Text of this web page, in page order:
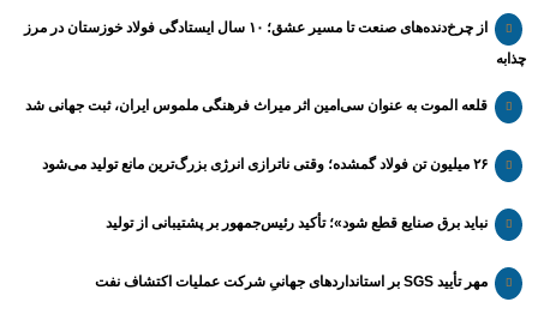
از چرخ‌دنده‌های صنعت تا مسیر عشق؛ ۱۰ سال ایستادگی فولاد خوزستان در مرز
چذابه
قلعه الموت به عنوان سی‌امین اثر میراث‌ فرهنگی ملموس ایران، ثبت جهانی شد
۲۶ میلیون تن فولاد گمشده؛ وقتی ناترازی انرژی بزرگ‌ترین مانع تولید می‌شود
نباید برق صنایع قطع شود»؛ تأکید رئیس‌جمهور بر پشتیبانی از تولید
مهر تأیید SGS بر استانداردهای جهانیِ شرکت عملیات اکتشاف نفت